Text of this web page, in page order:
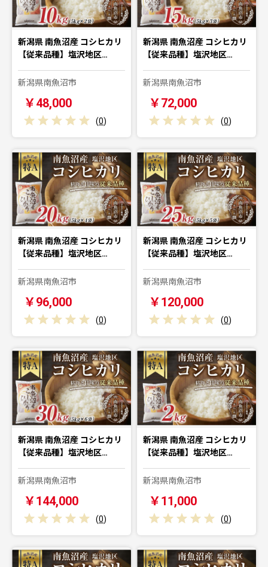
新潟県 南魚沼産 コシヒカリ
【従来品種】塩沢地区…
新潟県南魚沼市
￥48,000
(0)
新潟県 南魚沼産 コシヒカリ
【従来品種】塩沢地区…
新潟県南魚沼市
￥72,000
(0)
新潟県 南魚沼産 コシヒカリ
【従来品種】塩沢地区…
新潟県南魚沼市
￥96,000
(0)
新潟県 南魚沼産 コシヒカリ
【従来品種】塩沢地区…
新潟県南魚沼市
￥120,000
(0)
新潟県 南魚沼産 コシヒカリ
【従来品種】塩沢地区…
新潟県南魚沼市
￥144,000
(0)
新潟県 南魚沼産 コシヒカリ
【従来品種】塩沢地区…
新潟県南魚沼市
￥11,000
(0)